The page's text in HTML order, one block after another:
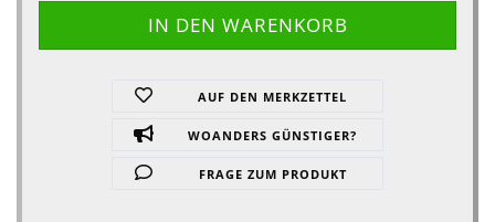
AUF DEN MERKZETTEL
WOANDERS GÜNSTIGER?
FRAGE ZUM PRODUKT